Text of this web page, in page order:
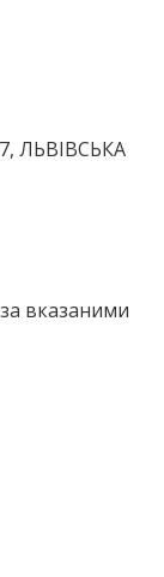
ЛЬВІВСЬКА
вказаними